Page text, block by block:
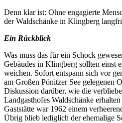
Denn klar ist: Ohne engagierte
der Waldschänke in Klingberg
Ein Rückblick
Was muss das für ein Schock
Gebäudes in Klingberg sollten einst
weichen. Sofort entspann sich vor
am Großen Pönitzer See gelegenen
Diskussion darüber, wie die
Landgasthofes Waldschänke
Gaststätte war 1962 einem
Übrig blieb lediglich der ehemalige